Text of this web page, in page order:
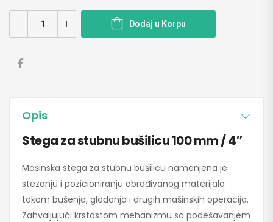
Dodaj u Korpu
Opis
Stega za stubnu bušilicu 100 mm / 4″
Mašinska stega za stubnu bušilicu namenjena je
stezanju i pozicioniranju obrađivanog materijala
tokom bušenja, glodanja i drugih mašinskih operacija.
Zahvaljujući krstastom mehanizmu sa podešavanjem